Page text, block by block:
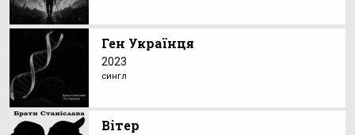
Ген Українця
2023
сингл
Вітер